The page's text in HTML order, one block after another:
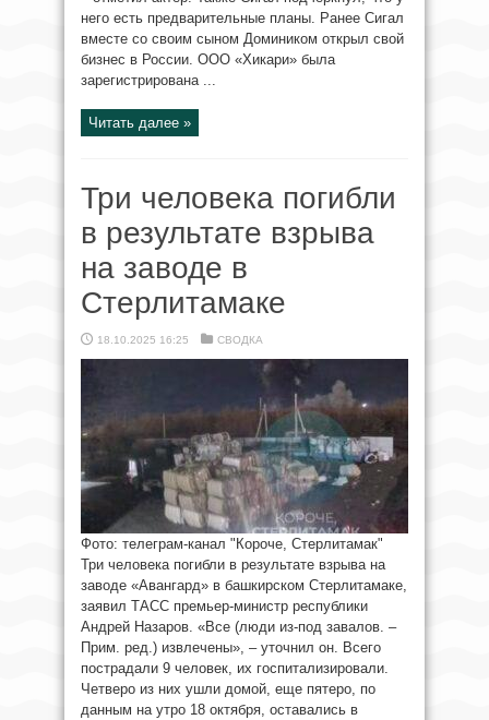
него есть предварительные планы. Ранее Сигал
вместе со своим сыном Домиником открыл свой
бизнес в России. ООО «Хикари» была
зарегистрирована ...
Читать далее »
Три человека погибли
в результате взрыва
на заводе в
Стерлитамаке
18.10.2025 16:25 СВОДКА
Фото: телеграм-канал "Короче, Стерлитамак"
Три человека погибли в результате взрыва на
заводе «Авангард» в башкирском Стерлитамаке,
заявил ТАСС премьер-министр республики
Андрей Назаров. «Все (люди из-под завалов. –
Прим. ред.) извлечены», – уточнил он. Всего
пострадали 9 человек, их госпитализировали.
Четверо из них ушли домой, еще пятеро, по
данным на утро 18 октября, оставались в